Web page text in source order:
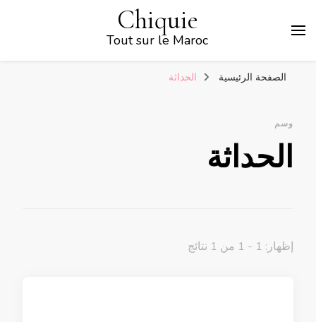
Chiquie
Tout sur le Maroc
الصفحة الرئيسية الحداثة
وسم
الحداثة
إظهار: 1 - 1 من 1 نتائج